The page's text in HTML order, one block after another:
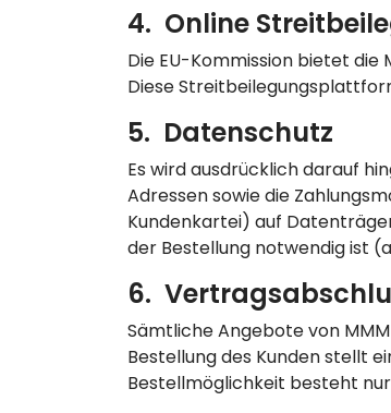
4. Online
Die EU-Kommission bietet
Diese
5. Datenschutz
Es wird ausdrücklich darauf
Adressen sowie die
Kundenkartei) auf
der Bestellung notwendig ist
6.
Sämtliche Angebote von
Bestellung des Kunden stellt
Bestellmöglichkeit besteht